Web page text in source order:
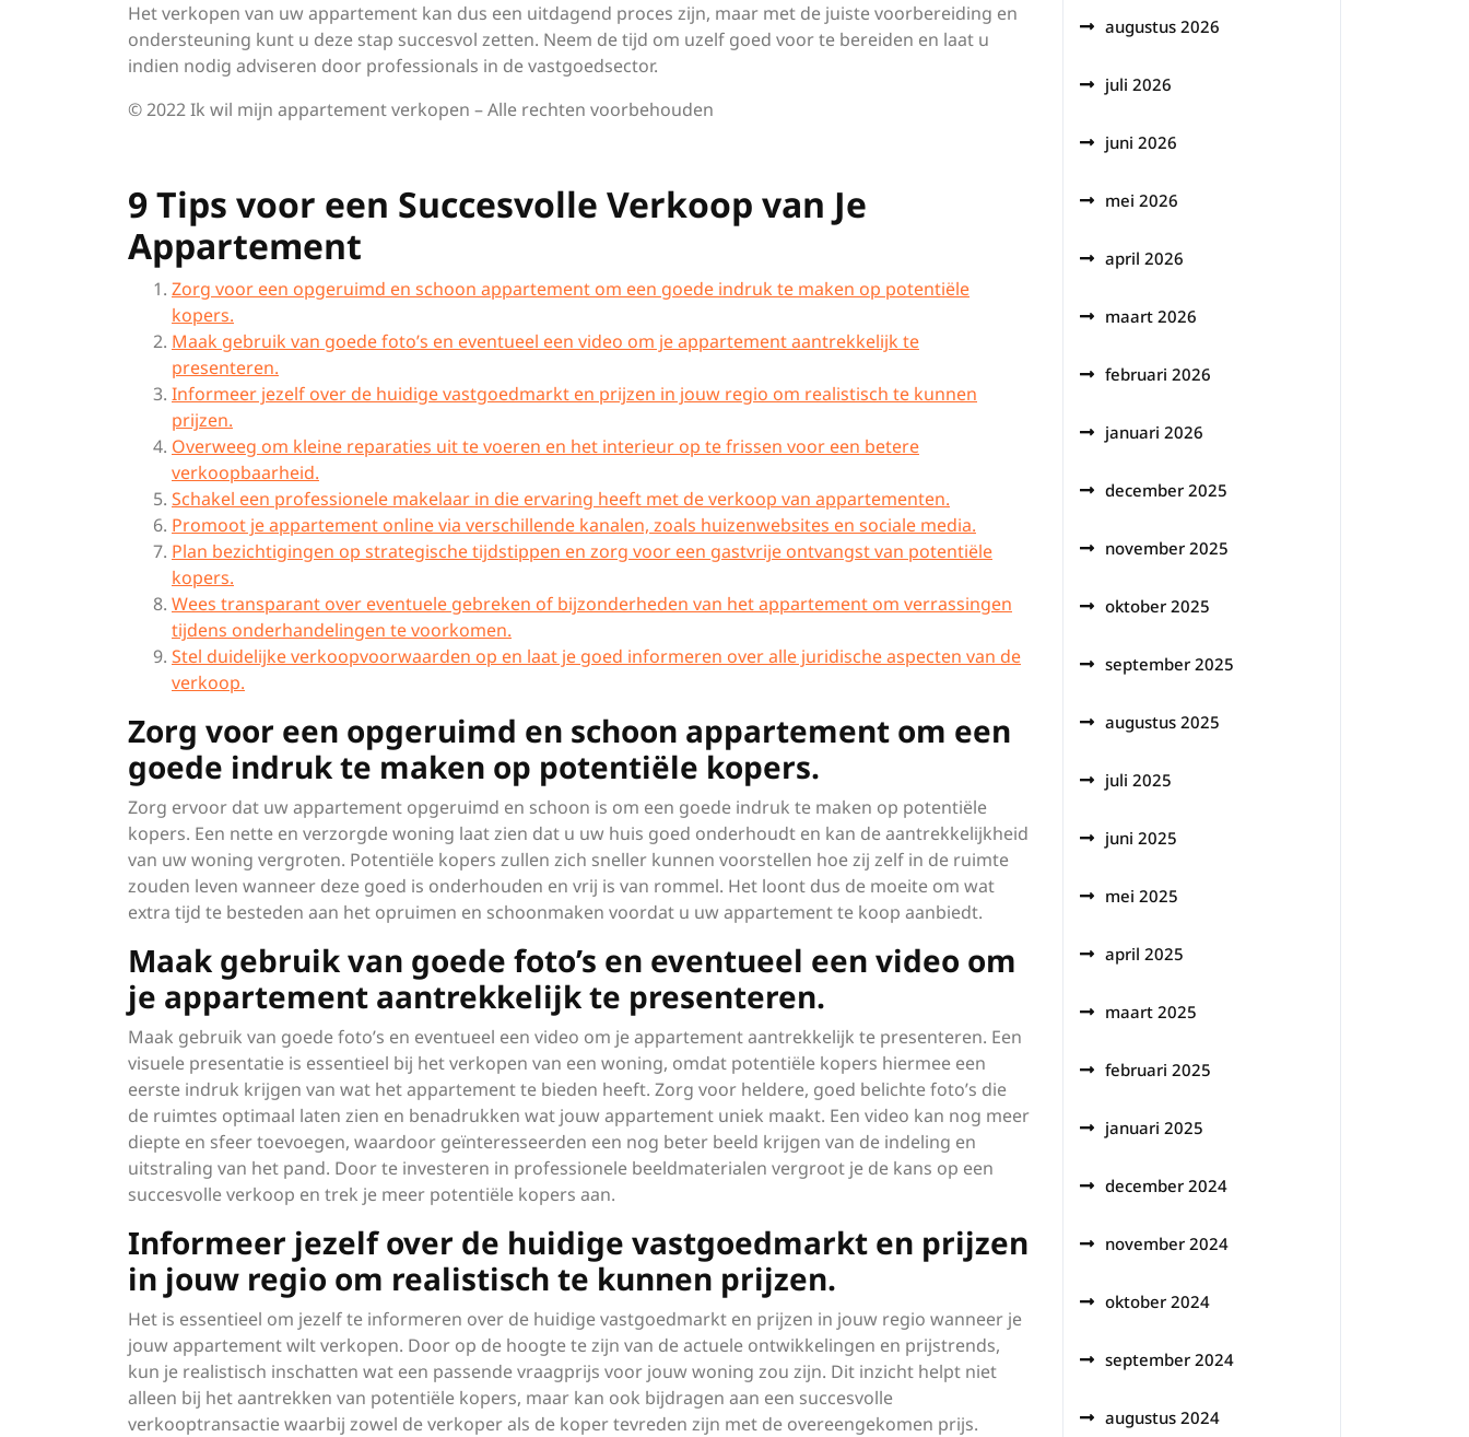
Het verkopen van uw appartement kan dus een uitdagend proces zijn, maar met de juiste voorbereiding en
ondersteuning kunt u deze stap succesvol zetten. Neem de tijd om uzelf goed voor te bereiden en laat u
indien nodig adviseren door professionals in de vastgoedsector.
© 2022 Ik wil mijn appartement verkopen – Alle rechten voorbehouden
9 Tips voor een Succesvolle Verkoop van Je
Appartement
Zorg voor een opgeruimd en schoon appartement om een goede indruk te maken op potentiële
kopers.
Maak gebruik van goede foto’s en eventueel een video om je appartement aantrekkelijk te
presenteren.
Informeer jezelf over de huidige vastgoedmarkt en prijzen in jouw regio om realistisch te kunnen
prijzen.
Overweeg om kleine reparaties uit te voeren en het interieur op te frissen voor een betere
verkoopbaarheid.
Schakel een professionele makelaar in die ervaring heeft met de verkoop van appartementen.
Promoot je appartement online via verschillende kanalen, zoals huizenwebsites en sociale media.
Plan bezichtigingen op strategische tijdstippen en zorg voor een gastvrije ontvangst van potentiële
kopers.
Wees transparant over eventuele gebreken of bijzonderheden van het appartement om verrassingen
tijdens onderhandelingen te voorkomen.
Stel duidelijke verkoopvoorwaarden op en laat je goed informeren over alle juridische aspecten van de
verkoop.
Zorg voor een opgeruimd en schoon appartement om een
goede indruk te maken op potentiële kopers.
Zorg ervoor dat uw appartement opgeruimd en schoon is om een goede indruk te maken op potentiële
kopers. Een nette en verzorgde woning laat zien dat u uw huis goed onderhoudt en kan de aantrekkelijkheid
van uw woning vergroten. Potentiële kopers zullen zich sneller kunnen voorstellen hoe zij zelf in de ruimte
zouden leven wanneer deze goed is onderhouden en vrij is van rommel. Het loont dus de moeite om wat
extra tijd te besteden aan het opruimen en schoonmaken voordat u uw appartement te koop aanbiedt.
Maak gebruik van goede foto’s en eventueel een video om
je appartement aantrekkelijk te presenteren.
Maak gebruik van goede foto’s en eventueel een video om je appartement aantrekkelijk te presenteren. Een
visuele presentatie is essentieel bij het verkopen van een woning, omdat potentiële kopers hiermee een
eerste indruk krijgen van wat het appartement te bieden heeft. Zorg voor heldere, goed belichte foto’s die
de ruimtes optimaal laten zien en benadrukken wat jouw appartement uniek maakt. Een video kan nog meer
diepte en sfeer toevoegen, waardoor geïnteresseerden een nog beter beeld krijgen van de indeling en
uitstraling van het pand. Door te investeren in professionele beeldmaterialen vergroot je de kans op een
succesvolle verkoop en trek je meer potentiële kopers aan.
Informeer jezelf over de huidige vastgoedmarkt en prijzen
in jouw regio om realistisch te kunnen prijzen.
Het is essentieel om jezelf te informeren over de huidige vastgoedmarkt en prijzen in jouw regio wanneer je
jouw appartement wilt verkopen. Door op de hoogte te zijn van de actuele ontwikkelingen en prijstrends,
kun je realistisch inschatten wat een passende vraagprijs voor jouw woning zou zijn. Dit inzicht helpt niet
alleen bij het aantrekken van potentiële kopers, maar kan ook bijdragen aan een succesvolle
verkooptransactie waarbij zowel de verkoper als de koper tevreden zijn met de overeengekomen prijs.
augustus 2026
juli 2026
juni 2026
mei 2026
april 2026
maart 2026
februari 2026
januari 2026
december 2025
november 2025
oktober 2025
september 2025
augustus 2025
juli 2025
juni 2025
mei 2025
april 2025
maart 2025
februari 2025
januari 2025
december 2024
november 2024
oktober 2024
september 2024
augustus 2024